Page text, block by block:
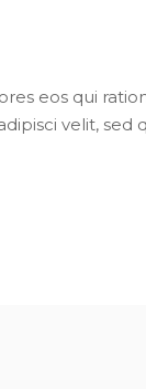
eos qui
velit, sed